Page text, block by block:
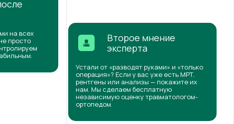
на всех
просто
Второе мнение
эксперта
Устали от «разводят руками» и «только
операция»? Если у вас уже есть МРТ,
рентгены или анализы — покажите их
нам. Мы сделаем бесплатную
независимую оценку травматологом-
ортопедом.